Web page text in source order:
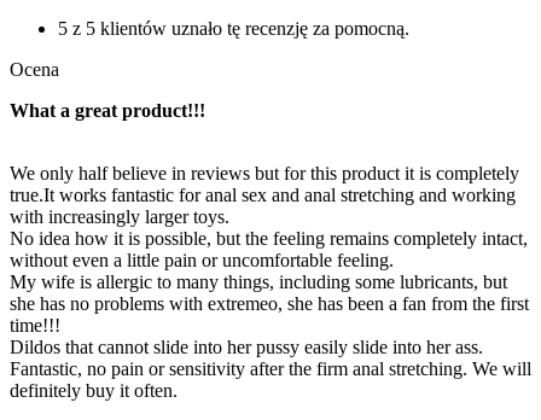
5 z 5 klientów uznało tę recenzję za pomocną.
Ocena
What a great product!!!
We only half believe in reviews but for this product it is completely
true.It works fantastic for anal sex and anal stretching and working
with increasingly larger toys.
No idea how it is possible, but the feeling remains completely intact,
without even a little pain or uncomfortable feeling.
My wife is allergic to many things, including some lubricants, but
she has no problems with extremeo, she has been a fan from the first
time!!!
Dildos that cannot slide into her pussy easily slide into her ass.
Fantastic, no pain or sensitivity after the firm anal stretching. We will
definitely buy it often.